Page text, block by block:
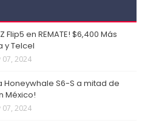
Flip5 en REMATE! $6,400 Más
y Telcel
07, 2024
Honeywhale S6-S a mitad de
México!
07, 2024